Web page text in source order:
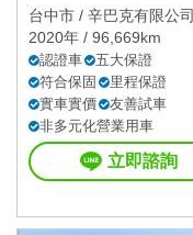
台中市 / 辛巴克有限公司
2020年 / 96,669km
認證車
五大保證
符合保固
里程保證
實車實價
友善試車
非多元化營業用車
立即諮詢